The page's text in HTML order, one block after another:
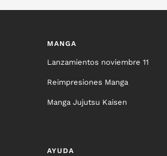
MANGA
Lanzamientos noviembre 11
Reimpresiones Manga
Manga Jujutsu Kaisen
AYUDA